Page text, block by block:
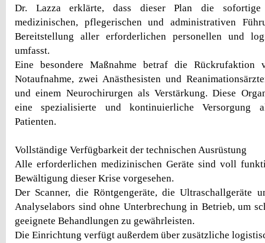
Dr. Lazza erklärte, dass dieser Plan die
medizinischen, pflegerischen und administrativen
Bereitstellung aller erforderlichen personellen und
umfasst.
Eine besondere Maßnahme betraf die
Notaufnahme, zwei Anästhesisten und
und einem Neurochirurgen als Verstärkung. Diese
eine spezialisierte und kontinuierliche Versorgung
Patienten.
Vollständige Verfügbarkeit der technischen Ausrüstung
Alle erforderlichen medizinischen Geräte sind voll
Bewältigung dieser Krise vorgesehen.
Der Scanner, die Röntgengeräte, die Ultraschallgeräte
Analyselabors sind ohne Unterbrechung in Betrieb, um
geeignete Behandlungen zu gewährleisten.
Die Einrichtung verfügt außerdem über zusätzliche